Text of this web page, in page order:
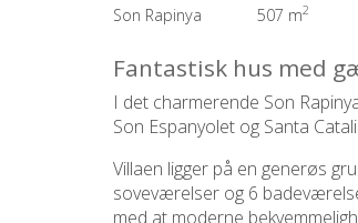
Son Rapinya 507 m2
Fantastisk hus med
I det charmerende Son
Son Espanyolet og Santa
Villaen ligger på en generøs
soveværelser og 6
med at moderne